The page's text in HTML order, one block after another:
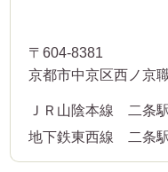
〒604-8381
京都市中京区西ノ京
ＪＲ山陰本線 二条
地下鉄東西線 二条